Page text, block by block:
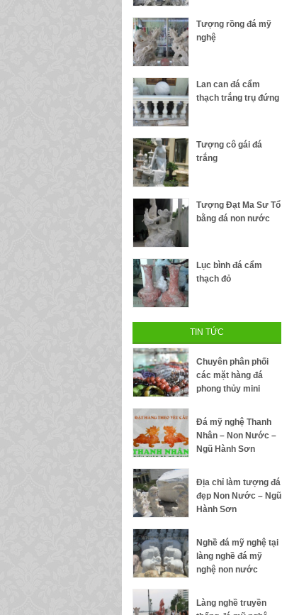
Tượng rồng đá mỹ
nghệ
Lan can đá cẩm
thạch trắng trụ đứng
Tượng cô gái đá
trắng
Tượng Đạt Ma Sư Tổ
bằng đá non nước
Lục bình đá cẩm
thạch đỏ
TIN TỨC
Chuyên phân phối
các mặt hàng đá
phong thủy mini
Đá mỹ nghệ Thanh
Nhân – Non Nước –
Ngũ Hành Sơn
Địa chỉ làm tượng đá
đẹp Non Nước – Ngũ
Hành Sơn
Nghề đá mỹ nghệ tại
làng nghề đá mỹ
nghệ non nước
Làng nghề truyền